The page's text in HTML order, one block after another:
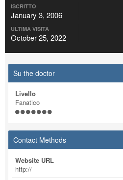
ISCRITTO
January 3, 2006
ULTIMA VISITA
October 25, 2022
Su the doctor
Livello
Fanatico
Contact Methods
Website URL
http://